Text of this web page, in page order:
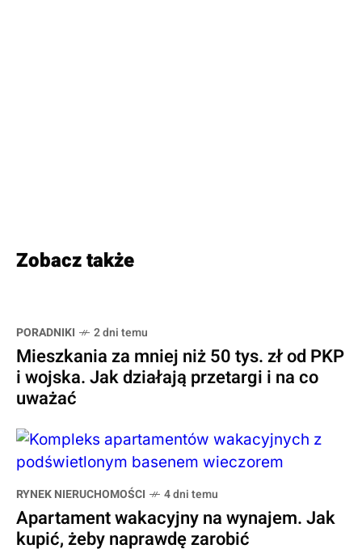
Zobacz także
PORADNIKI 2 dni temu
Mieszkania za mniej niż 50 tys. zł od PKP
i wojska. Jak działają przetargi i na co
uważać
RYNEK NIERUCHOMOŚCI 4 dni temu
Apartament wakacyjny na wynajem. Jak
kupić, żeby naprawdę zarobić